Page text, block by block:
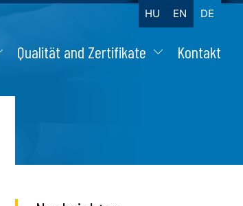
Qualität and Zertifikate Kontakt
HU EN DE